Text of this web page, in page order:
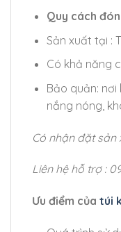
Quy cách
Sản xuất tại :
Có khả năng
Bảo quản:
nắng nóng,
Có nhận đặt
Liên hệ hỗ trợ :
Ưu điểm của túi